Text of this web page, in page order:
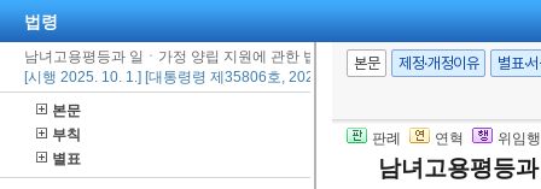
법령
남녀고용평등과 일ㆍ가정 양립 지원에 관한 법률 시행령
[시행 2025. 10. 1.] [대통령령 제35806호, 2025. 10. 1., 타법개정]
본문
부칙
별표
본문 제정·개정이유 별표·
판례 연혁 위임
남녀고용평등
이 경우 “휴직
[본조신설
[제16조의4에